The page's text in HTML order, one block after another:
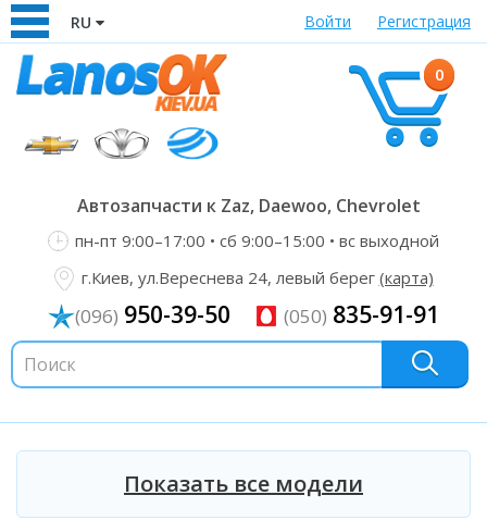
RU Войти Регистрация
0
Автозапчасти к Zaz, Daewoo, Chevrolet
пн-пт 9:00–17:00 • сб 9:00–15:00 • вс выходной
г.Киев, ул.Вереснева 24, левый берег (карта)
(096) 950-39-50 (050) 835-91-91
Показать все модели